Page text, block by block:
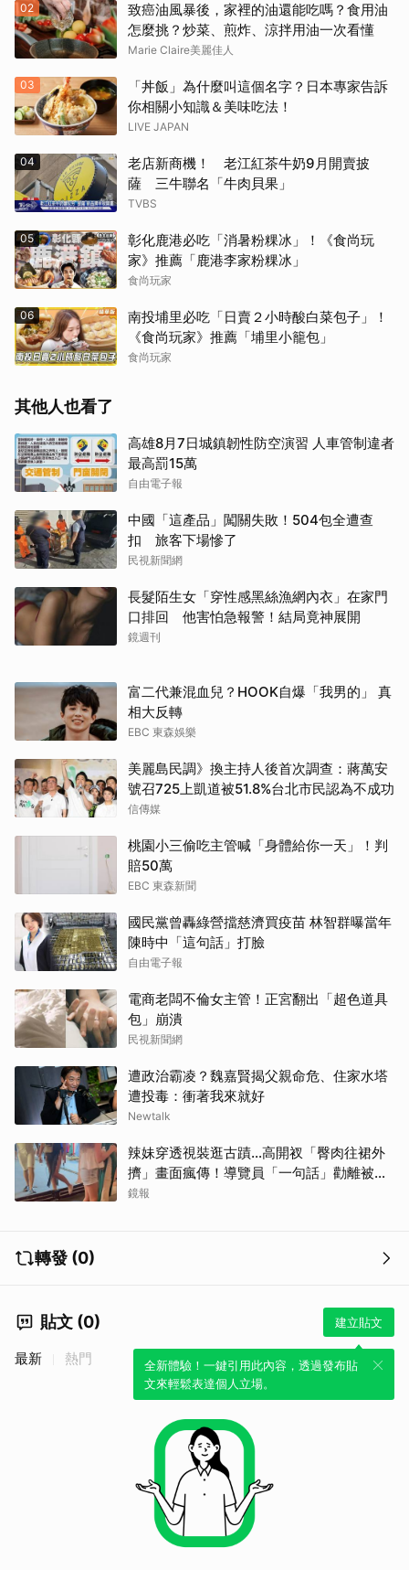
02
致癌油風暴後，家裡的油還能吃嗎？食用油
怎麼挑？炒菜、煎炸、涼拌用油一次看懂
Marie Claire美麗佳人
03
「丼飯」為什麼叫這個名字？日本專家告訴
你相關小知識＆美味吃法！
LIVE JAPAN
04
老店新商機！ 老江紅茶牛奶9月開賣披
薩 三牛聯名「牛肉貝果」
TVBS
05
彰化鹿港必吃「消暑粉粿冰」！《食尚玩
家》推薦「鹿港李家粉粿冰」
食尚玩家
06
南投埔里必吃「日賣２小時酸白菜包子」！
《食尚玩家》推薦「埔里小籠包」
食尚玩家
其他人也看了
高雄8月7日城鎮韌性防空演習 人車管制違者
最高罰15萬
自由電子報
中國「這產品」闖關失敗！504包全遭查
扣 旅客下場慘了
民視新聞網
長髮陌生女「穿性感黑絲漁網內衣」在家門
口排回 他害怕急報警！結局竟神展開
鏡週刊
富二代兼混血兒？HOOK自爆「我男的」 真
相大反轉
EBC 東森娛樂
美麗島民調》換主持人後首次調查：蔣萬安
號召725上凱道被51.8%台北市民認為不成功
信傳媒
桃園小三偷吃主管喊「身體給你一天」！判
賠50萬
EBC 東森新聞
國民黨曾轟綠營擋慈濟買疫苗 林智群曝當年
陳時中「這句話」打臉
自由電子報
電商老闆不倫女主管！正宮翻出「超色道具
包」崩潰
民視新聞網
遭政治霸凌？魏嘉賢揭父親命危、住家水塔
遭投毒：衝著我來就好
Newtalk
辣妹穿透視裝逛古蹟…高開衩「臀肉往裙外
擠」畫面瘋傳！導覽員「一句話」勸離被狂
讚
鏡報
轉發 (0)
貼文 (0) 建立貼文
全新體驗！一鍵引用此內容，透過發布貼
文來輕鬆表達個人立場。
最新 熱門